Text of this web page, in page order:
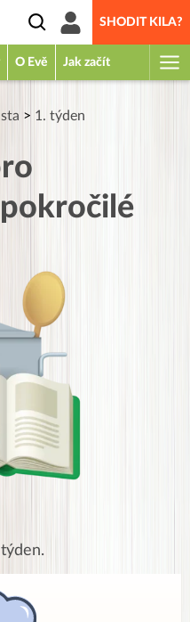
SHODIT KILA?
O Evě Jak začít
> 1. týden